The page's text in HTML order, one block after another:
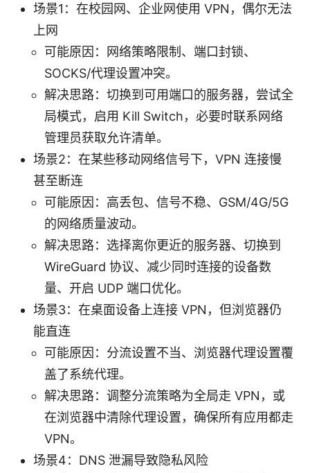
场景1：在校园网、企业网使用 VPN，偶尔无法
上网
可能原因：网络策略限制、端口封锁、
SOCKS/代理设置冲突。
解决思路：切换到可用端口的服务器，尝试全
局模式，启用 Kill Switch，必要时联系网络
管理员获取允许清单。
场景2：在某些移动网络信号下，VPN 连接慢
甚至断连
可能原因：高丢包、信号不稳、GSM/4G/5G
的网络质量波动。
解决思路：选择离你更近的服务器、切换到
WireGuard 协议、减少同时连接的设备数
量、开启 UDP 端口优化。
场景3：在桌面设备上连接 VPN，但浏览器仍
能直连
可能原因：分流设置不当、浏览器代理设置覆
盖了系统代理。
解决思路：调整分流策略为全局走 VPN，或
在浏览器中清除代理设置，确保所有应用都走
VPN。
场景4：DNS 泄漏导致隐私风险